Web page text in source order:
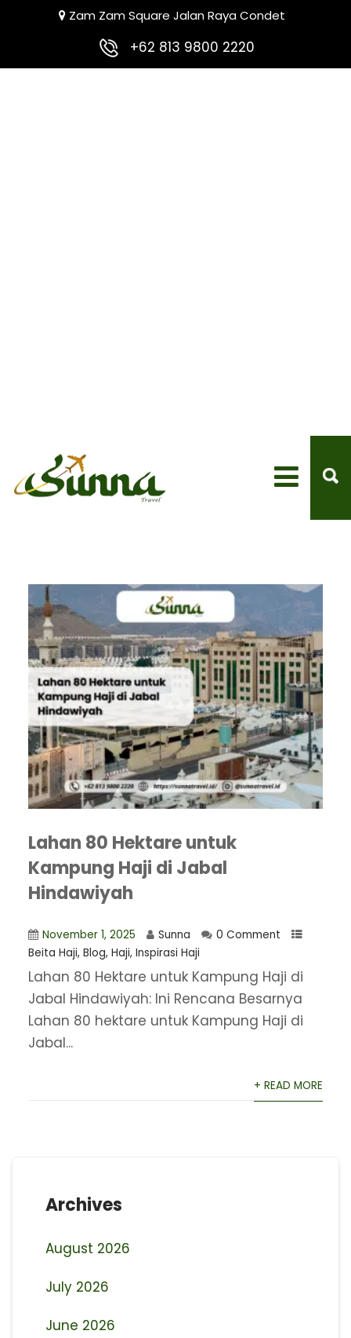
Zam Zam Square Jalan Raya Condet
+62 813 9800 2220
Lahan 80 Hektare untuk
Kampung Haji di Jabal
Hindawiyah
November 1, 2025 Sunna
0 Comment
Beita Haji, Blog, Haji, Inspirasi Haji
Lahan 80 Hektare untuk Kampung Haji di
Jabal Hindawiyah: Ini Rencana Besarnya
Lahan 80 hektare untuk Kampung Haji di
Jabal...
+ READ MORE
Archives
August 2026
July 2026
June 2026